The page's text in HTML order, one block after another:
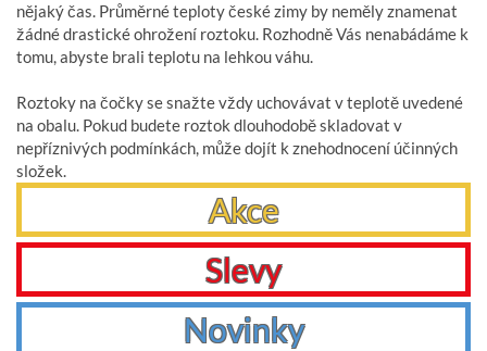
nějaký čas. Průměrné teploty české zimy by neměly znamenat
žádné drastické ohrožení roztoku. Rozhodně Vás nenabádáme k
tomu, abyste brali teplotu na lehkou váhu.
Roztoky na čočky se snažte vždy uchovávat v teplotě uvedené
na obalu. Pokud budete roztok dlouhodobě skladovat v
nepříznivých podmínkách, může dojít k znehodnocení účinných
složek.
Akce
Slevy
Novinky